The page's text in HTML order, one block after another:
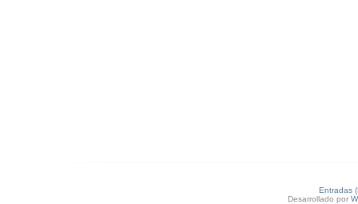
Entradas
Desarrollado por